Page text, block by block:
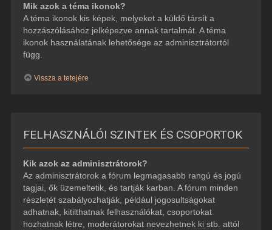
Mik azok a téma ikonok?
A téma ikonok kis képek, melyeket a küldő társít a
hozzászólásához jelképezve annak tartalmát. A téma
ikonok használatának lehetősége az adminisztrátortól
függ.
Vissza a tetejére
FELHASZNÁLÓI SZINTEK ÉS CSOPORTOK
Kik azok az adminisztrátorok?
Az adminisztrátorok a fórum legmagasabb rangú és jogú
tagjai, ők üzemeltetik, és tartják karban. A fórum minden
részletét szabályozhatják, például jogosultságokat
adhatnak, kitilthatnak felhasználókat, csoportokat
hozhatnak létre, moderátorokat nevezhetnek ki stb. attól